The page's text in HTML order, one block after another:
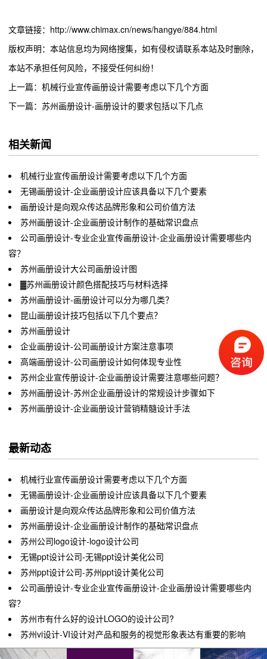
文章链接：http://www.chimax.cn/news/hangye/884.html
版权声明：本站信息均为网络搜集，如有侵权请联系本站及时删除，
本站不承担任何风险，不接受任何纠纷！
上一篇：机械行业宣传画册设计需要考虑以下几个方面
下一篇：苏州画册设计-画册设计的要求包括以下几点
相关新闻
机械行业宣传画册设计需要考虑以下几个方面
无锡画册设计-企业画册设计应该具备以下几个要素
画册设计是向观众传达品牌形象和公司价值方法
苏州画册设计-企业画册设计制作的基础常识盘点
公司画册设计-专业企业宣传画册设计-企业画册设计需要哪些内
容？
苏州画册设计大公司画册设计图
▓苏州画册设计颜色搭配技巧与材料选择
苏州画册设计-画册设计可以分为哪几类？
昆山画册设计技巧包括以下几个要点？
苏州画册设计
企业画册设计-公司画册设计方案注意事项
高端画册设计-公司画册设计如何体现专业性
苏州企业宣传册设计-企业画册设计需要注意哪些问题？
苏州画册设计-苏州企业画册设计的常规设计步骤如下
苏州画册设计-企业画册设计营销精髓设计手法
最新动态
机械行业宣传画册设计需要考虑以下几个方面
无锡画册设计-企业画册设计应该具备以下几个要素
画册设计是向观众传达品牌形象和公司价值方法
苏州画册设计-企业画册设计制作的基础常识盘点
苏州公司logo设计-logo设计公司
无锡ppt设计公司-无锡ppt设计美化公司
苏州ppt设计公司-苏州ppt设计美化公司
公司画册设计-专业企业宣传画册设计-企业画册设计需要哪些内
容？
苏州市有什么好的设计LOGO的设计公司?
苏州vi设计-VI设计对产品和服务的视觉形象表达有重要的影响